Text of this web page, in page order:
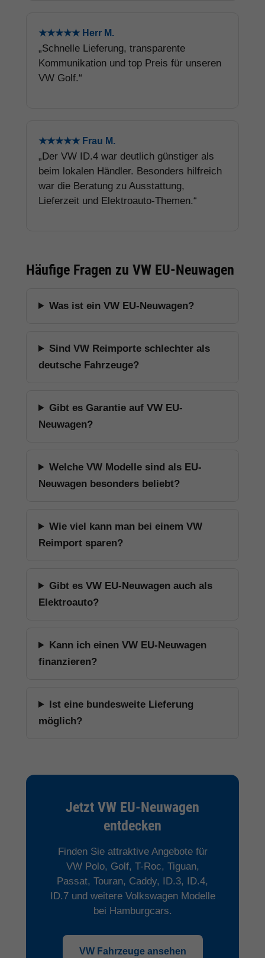
★★★★★ Herr M.
„Schnelle Lieferung, transparente
Kommunikation und top Preis für unseren
VW Golf.“
★★★★★ Frau M.
„Der VW ID.4 war deutlich günstiger als
beim lokalen Händler. Besonders hilfreich
war die Beratung zu Ausstattung,
Lieferzeit und Elektroauto-Themen.“
Häufige Fragen zu VW EU-Neuwagen
Was ist ein VW EU-Neuwagen?
Sind VW Reimporte schlechter als
deutsche Fahrzeuge?
Gibt es Garantie auf VW EU-
Neuwagen?
Welche VW Modelle sind als EU-
Neuwagen besonders beliebt?
Wie viel kann man bei einem VW
Reimport sparen?
Gibt es VW EU-Neuwagen auch als
Elektroauto?
Kann ich einen VW EU-Neuwagen
finanzieren?
Ist eine bundesweite Lieferung
möglich?
Jetzt VW EU-Neuwagen
entdecken
Finden Sie attraktive Angebote für
VW Polo, Golf, T-Roc, Tiguan,
Passat, Touran, Caddy, ID.3, ID.4,
ID.7 und weitere Volkswagen Modelle
bei Hamburgcars.
VW Fahrzeuge ansehen